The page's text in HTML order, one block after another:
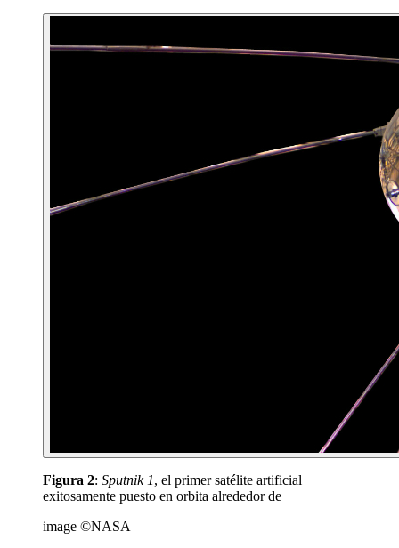
Figura 2: Sputnik 1, el primer satélite artificial
exitosamente puesto en orbita alrededor de
image ©NASA